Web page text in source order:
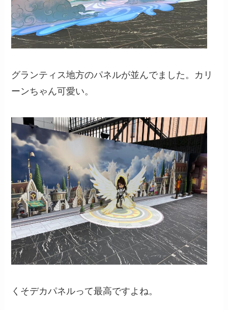
グランティス地方のパネルが並んでました。カリ
ーンちゃん可愛い。
くそデカパネルって最高ですよね。